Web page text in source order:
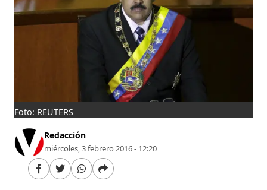
Foto: REUTERS
Redacción
miércoles, 3 febrero 2016 - 12:20